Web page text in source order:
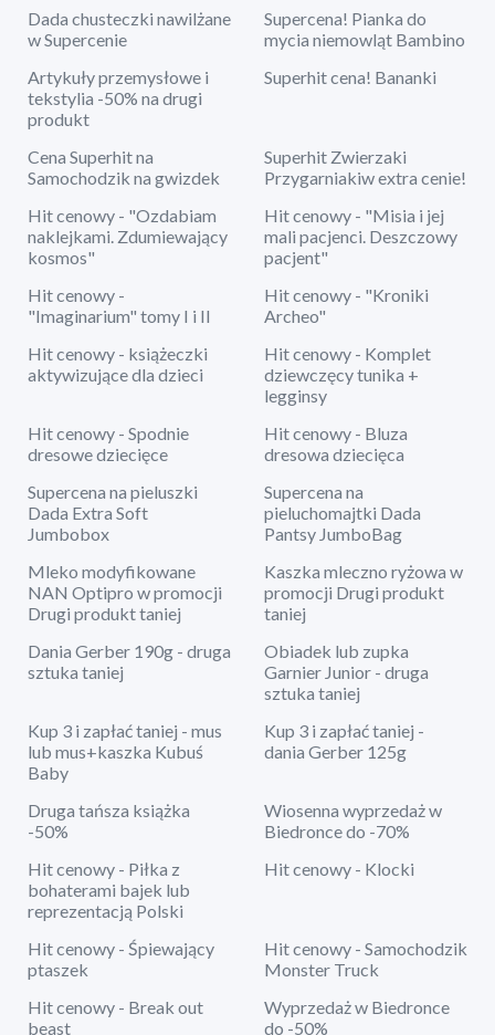
Dada chusteczki nawilżane
w Supercenie
Supercena! Pianka do
mycia niemowląt Bambino
Artykuły przemysłowe i
tekstylia -50% na drugi
produkt
Superhit cena! Bananki
Cena Superhit na
Samochodzik na gwizdek
Superhit Zwierzaki
Przygarniakiw extra cenie!
Hit cenowy - "Ozdabiam
naklejkami. Zdumiewający
kosmos"
Hit cenowy - "Misia i jej
mali pacjenci. Deszczowy
pacjent"
Hit cenowy -
"Imaginarium" tomy I i II
Hit cenowy - "Kroniki
Archeo"
Hit cenowy - książeczki
aktywizujące dla dzieci
Hit cenowy - Komplet
dziewczęcy tunika +
legginsy
Hit cenowy - Spodnie
dresowe dziecięce
Hit cenowy - Bluza
dresowa dziecięca
Supercena na pieluszki
Dada Extra Soft
Jumbobox
Supercena na
pieluchomajtki Dada
Pantsy JumboBag
Mleko modyfikowane
NAN Optipro w promocji
Drugi produkt taniej
Kaszka mleczno ryżowa w
promocji Drugi produkt
taniej
Dania Gerber 190g - druga
sztuka taniej
Obiadek lub zupka
Garnier Junior - druga
sztuka taniej
Kup 3 i zapłać taniej - mus
lub mus+kaszka Kubuś
Baby
Kup 3 i zapłać taniej -
dania Gerber 125g
Druga tańsza książka
-50%
Wiosenna wyprzedaż w
Biedronce do -70%
Hit cenowy - Piłka z
bohaterami bajek lub
reprezentacją Polski
Hit cenowy - Klocki
Hit cenowy - Śpiewający
ptaszek
Hit cenowy - Samochodzik
Monster Truck
Hit cenowy - Break out
beast
Wyprzedaż w Biedronce
do -50%